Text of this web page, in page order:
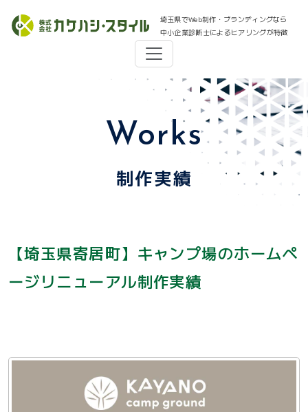
埼玉県でWeb制作・ブランディングなら
中小企業診断士によるヒアリングが特徴
Works
制作実績
【埼玉県寄居町】キャンプ場のホームペ
ージリニューアル制作実績